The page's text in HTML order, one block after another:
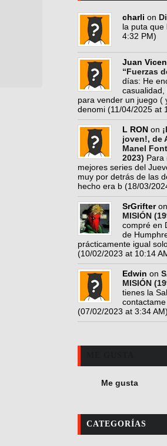
charli on
la puta que
4:32 PM)
Juan
“Fuerzas
días: He
casualidad,
para vender un juego (
denomi (11/04/2025 at
L RON on
joven!, de
Manel
2023) Para
mejores series del
muy por detrás de las
hecho era b (18/03/
SrGrifteron
MISIÓN
compré en
de
prácticamente igual
(10/02/2023 at 10:14
Edwin on
MISIÓN
tienes la
(07/02/2023 at 3:34 AM)
Me gusta
CATEGORÍAS